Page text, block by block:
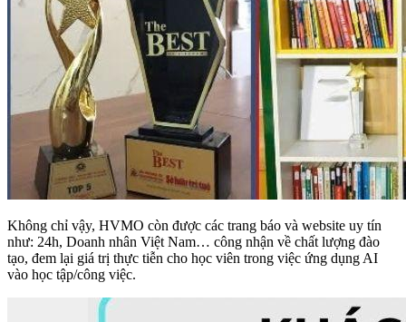
Không chỉ vậy, HVMO còn được các trang báo và website uy tín
như: 24h, Doanh nhân Việt Nam… công nhận về chất lượng đào
tạo, đem lại giá trị thực tiễn cho học viên trong việc ứng dụng AI
vào học tập/công việc.